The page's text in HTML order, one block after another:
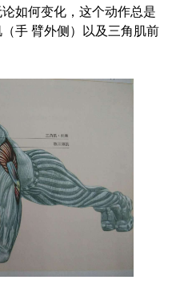
如何变化，这个动作总是
手 臂外侧）以及三角肌前